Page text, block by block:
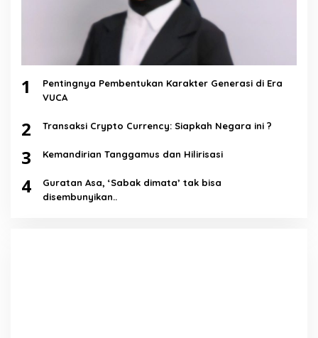
1
Pentingnya Pembentukan Karakter Generasi di Era
VUCA
2 Transaksi Crypto Currency: Siapkah Negara ini ?
3 Kemandirian Tanggamus dan Hilirisasi
4
Guratan Asa, ‘Sabak dimata’ tak bisa
disembunyikan..